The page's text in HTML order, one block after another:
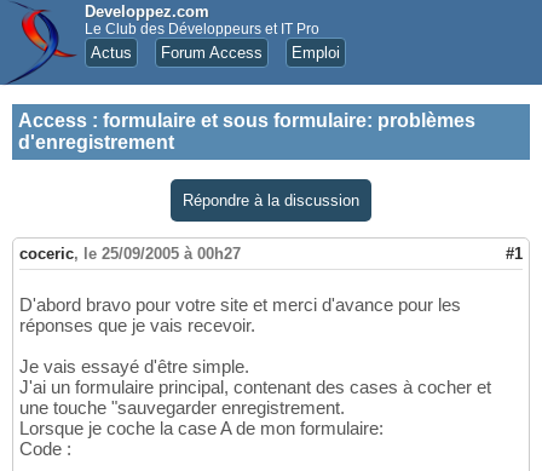
Developpez.com
Le Club des Développeurs et IT Pro
Actus Forum Access Emploi
Access : formulaire et sous formulaire: problèmes
d'enregistrement
Répondre à la discussion
coceric, le 25/09/2005 à 00h27 #1
D'abord bravo pour votre site et merci d'avance pour les
réponses que je vais recevoir.
Je vais essayé d'être simple.
J'ai un formulaire principal, contenant des cases à cocher et
une touche "sauvegarder enregistrement.
Lorsque je coche la case A de mon formulaire:
Code :